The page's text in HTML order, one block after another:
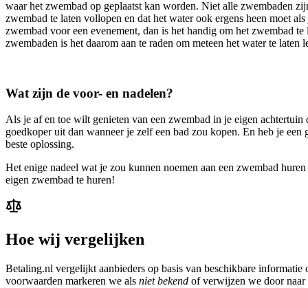
waar het zwembad op geplaatst kan worden. Niet alle zwembaden
zwembad te laten vollopen en dat het water ook ergens heen moet
zwembad voor een evenement, dan is het handig om het zwembad
zwembaden is het daarom aan te raden om meteen het water te
Wat zijn de voor- en nadelen?
Als je af en toe wilt genieten van een zwembad in je eigen
goedkoper uit dan wanneer je zelf een bad zou kopen. En heb je
beste oplossing.
Het enige nadeel wat je zou kunnen noemen aan een zwembad
eigen zwembad te huren!
Hoe wij vergelijken
Betaling.nl vergelijkt aanbieders op basis van beschikbare
voorwaarden markeren we als niet bekend of verwijzen we door naar